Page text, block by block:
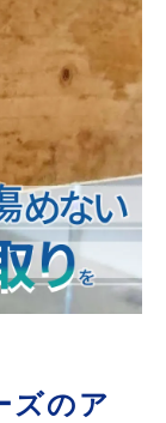
ズのア